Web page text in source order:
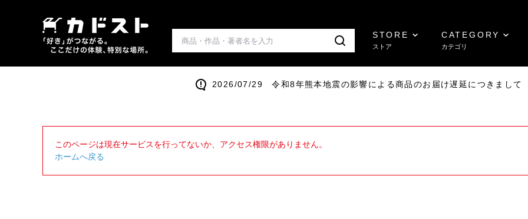
STORE
ストア
CATEGORY
カテゴリ
2026/07/29 令和8年熊本地震の影響による商品のお届け遅延につきまして
このページは現在サービスを行ってないか、アクセス権限がありません。
ホームへ戻る